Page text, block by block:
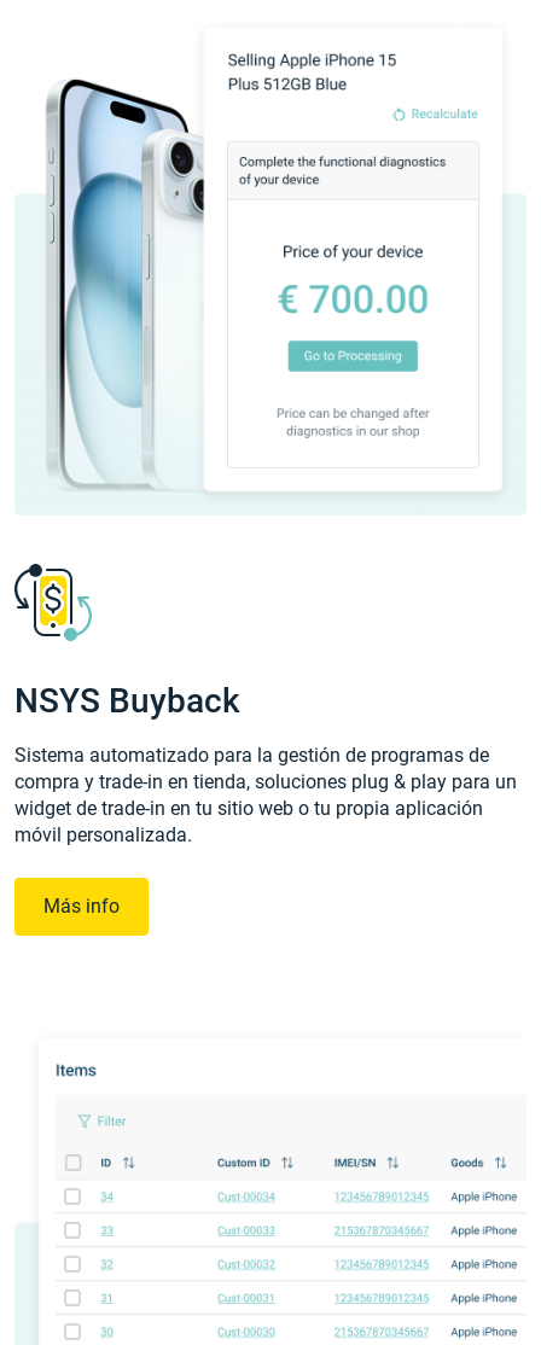
NSYS Buyback
Sistema automatizado para la gestión de programas de
compra y trade-in en tienda, soluciones plug & play para un
widget de trade-in en tu sitio web o tu propia aplicación
móvil personalizada.
Más info